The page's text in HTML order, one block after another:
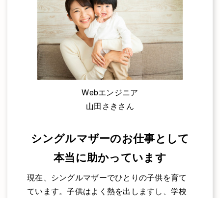
Webエンジニア
山田さきさん
シングルマザーのお仕事として
本当に助かっています
現在、シングルマザーでひとりの子供を育て
ています。子供はよく熱を出しますし、学校